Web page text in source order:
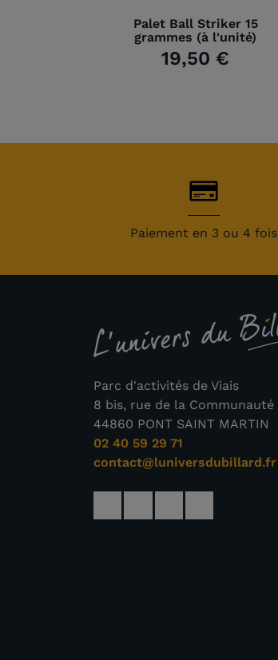
Palet Ball Striker 15
grammes (à l'unité)
19,50 €
Paiement en 3 ou 4 fois
Parc d'activités de Viais
8 bis, rue de la Communauté
44860 PONT SAINT MARTIN
02 40 59 29 71
contact@luniversdubillard.fr